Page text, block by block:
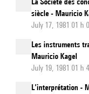
siècle - Mauricio
July 17, 1981 01 h
Les instruments
Mauricio Kagel
July 19, 1981 01 h
L’interprétation -